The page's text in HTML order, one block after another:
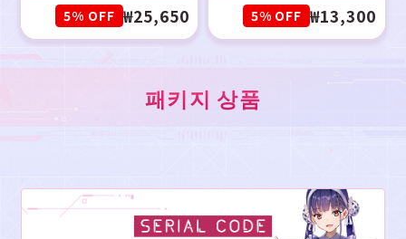
₩25,650
5% OFF
₩13,300
5% OFF
패키지 상품